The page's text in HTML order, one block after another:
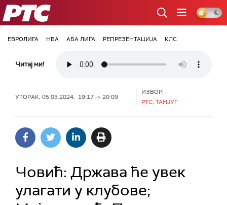
РТС
ЕВРОЛИГА НБА АБА ЛИГА РЕПРЕЗЕНТАЦИЈА КЛС
Читај ми!
УТОРАК, 05.03.2024, 19:17 -> 20:09
ИЗВОР:
РТС, ТАНЈУГ
Човић: Држава ће увек
улагати у клубове;